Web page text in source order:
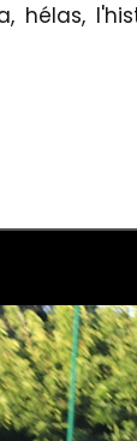
hélas,